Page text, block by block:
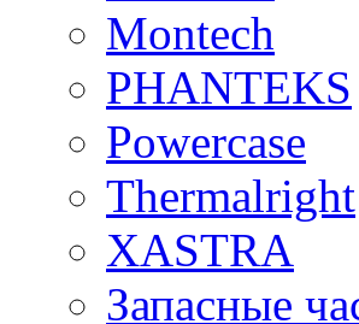
Montech
PHANTEKS
Powercase
Thermalright
XASTRA
Запасные